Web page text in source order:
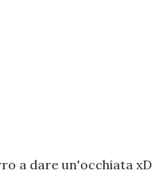
a dare un'occhiata xD